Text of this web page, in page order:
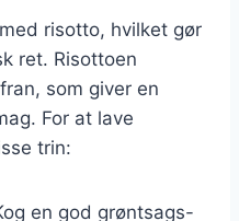
risotto, hvilket gør
ret. Risottoen
som giver en
For at lave
trin:
en god grøntsags-